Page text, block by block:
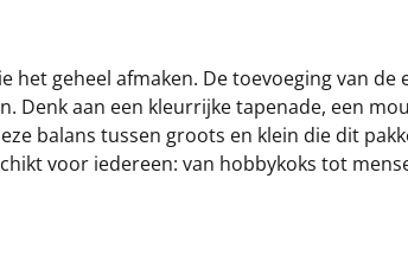
geheel afmaken. De toevoeging van de
aan een kleurrijke tapenade, een
balans tussen groots en klein die dit
voor iedereen: van hobbykoks tot